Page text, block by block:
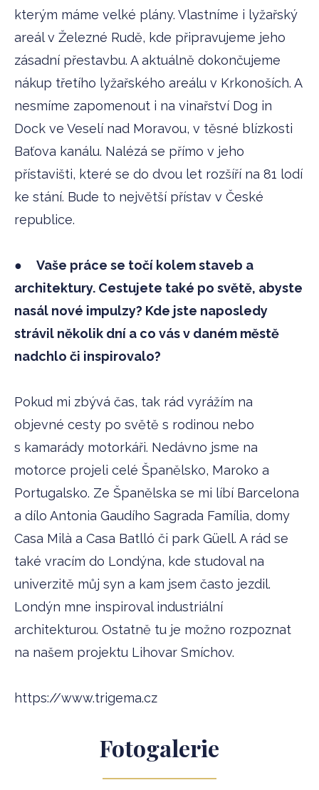
kterým máme velké plány. Vlastníme i lyžařský
areál v Železné Rudě, kde připravujeme jeho
zásadní přestavbu. A aktuálně dokončujeme
nákup třetího lyžařského areálu v Krkonoších. A
nesmíme zapomenout i na vinařství Dog in
Dock ve Veselí nad Moravou, v těsné blízkosti
Baťova kanálu. Nalézá se přímo v jeho
přístavišti, které se do dvou let rozšíří na 81 lodí
ke stání. Bude to největší přístav v České
republice.
● Vaše práce se točí kolem staveb a
architektury. Cestujete také po světě, abyste
nasál nové impulzy? Kde jste naposledy
strávil několik dní a co vás v daném městě
nadchlo či inspirovalo?
Pokud mi zbývá čas, tak rád vyrážím na
objevné cesty po světě s rodinou nebo
s kamarády motorkáři. Nedávno jsme na
motorce projeli celé Španělsko, Maroko a
Portugalsko. Ze Španělska se mi líbí Barcelona
a dílo Antonia Gaudího Sagrada Família, domy
Casa Milà a Casa Batlló či park Güell. A rád se
také vracím do Londýna, kde studoval na
univerzitě můj syn a kam jsem často jezdil.
Londýn mne inspiroval industriální
architekturou. Ostatně tu je možno rozpoznat
na našem projektu Lihovar Smíchov.
https://www.trigema.cz
Fotogalerie